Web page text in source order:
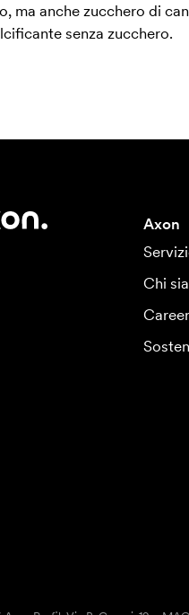
ma anche zucchero di
senza zucchero.
Axon
Chi